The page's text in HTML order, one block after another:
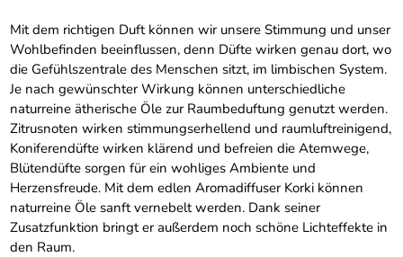
Mit dem richtigen Duft können wir unsere Stimmung und unser
Wohlbefinden beeinflussen, denn Düfte wirken genau dort, wo
die Gefühlszentrale des Menschen sitzt, im limbischen System.
Je nach gewünschter Wirkung können unterschiedliche
naturreine ätherische Öle zur Raumbeduftung genutzt werden.
Zitrusnoten wirken stimmungserhellend und raumluftreinigend,
Koniferendüfte wirken klärend und befreien die Atemwege,
Blütendüfte sorgen für ein wohliges Ambiente und
Herzensfreude. Mit dem edlen Aromadiffuser Korki können
naturreine Öle sanft vernebelt werden. Dank seiner
Zusatzfunktion bringt er außerdem noch schöne Lichteffekte in
den Raum.